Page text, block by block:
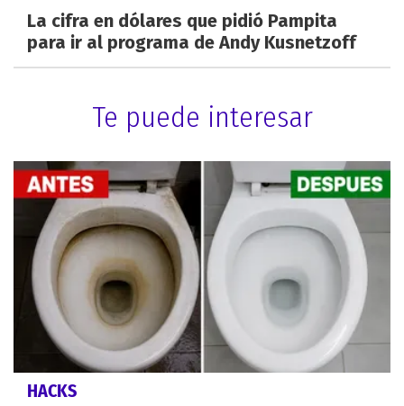
La cifra en dólares que pidió Pampita
para ir al programa de Andy Kusnetzoff
Te puede interesar
HACKS